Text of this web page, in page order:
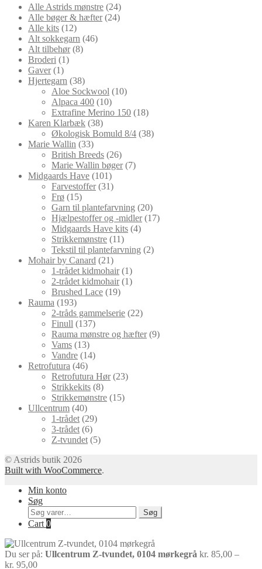
Alle Astrids mønstre 2424
varer
Alle bøger & hæfter 2424
Alle kits 1212
varer
Alt sokkegarn 4646
Alt tilbehør 88
Broderi 11
Gaver 11
vare
Hjertegarn 3838
varer
Aloe Sockwool 1010
Alpaca 400 1010
varer
Extrafine Merino 150 1818
Karen Klarbæk 3838
varer
Økologisk Bomuld 8/4 3838
Marie Wallin 3333
varer
British Breeds 2626
varer
Marie Wallin bøger 77
Midgaards Have 101101
varer
Farvestoffer 3131
Frø 1515
varer
Garn til plantefarvning 2020
varer
Hjælpestoffer og -midler 1717
Midgaards Have kits 44
Strikkemønstre 1111
varer
Tekstil til plantefarvning 22
Mohair by Canard 2121
varer
1-trådet kidmohair 11
vare
2-trådet kidmohair 11
Brushed Lace 1919
Rauma 193193
varer
2-tråds gammelserie 2222
Finull 137137
varer
Rauma mønstre og hæfter 99
Vams 1313
varer
Vandre 1414
Retrofutura 4646
varer
Retrofutura Hør 2323
Strikkekits 88
varer
Strikkemønstre 1515
Ullcentrum 4040
varer
1-trådet 2929
3-trådet 66
varer
Z-tvundet 55
© Astrids butik 2026
Built with WooCommerce.
Min konto
Søg
Søg
efter:
Søg
Cart 0
Du ser på: Ullcentrum Z-tvundet, 0104 mørkegrå kr. 85,00 –
kr. 95,00Prisinterval: